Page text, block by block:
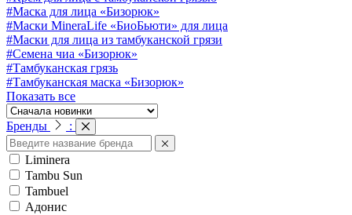
#Маска для лица «Бизорюк»
#Маски MineraLife «БиоБьюти» для лица
#Маски для лица из тамбуканской грязи
#Семена чиа «Бизорюк»
#Тамбуканская грязь
#Тамбуканская маска «Бизорюк»
Показать все
Бренды :
Liminera
Tambu Sun
Tambuel
Адонис